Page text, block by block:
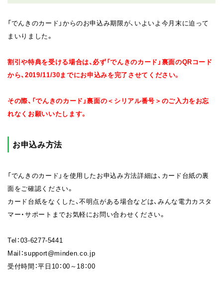
「でんきのカード」からのお申込み期限が、いよいよ今月末に迫って
まいりました。
割引や特典を受ける場合は、必ず「でんきのカード」裏面のQRコード
から、2019/11/30までにお申込みを完了させてください。
その際、「でんきのカード」裏面の＜シリアル番号＞のご入力をお忘
れなくお願いいたします。
お申込み方法
「でんきのカード」を使用したお申込み方法詳細は、カード台紙の裏
面をご確認ください。
カード台紙をなくした、不明点がある場合などは、みんな電力カスタ
マー・サポートまでお気軽にお問い合わせください。
Tel：03-6277-5441
Mail：support@minden.co.jp
受付時間：平日10：00～18：00